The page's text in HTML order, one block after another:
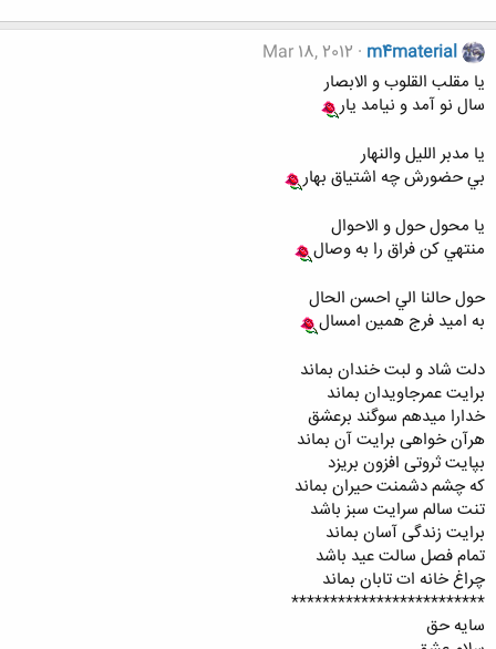
m4material
Mar 18, 2012
يا مقلب القلوب و الابصار
سال نو آمد و نيامد يار
يا مدبر الليل والنهار
بي حضورش چه اشتياق بهار
يا محول حول و الاحوال
منتهي كن فراق را به وصال
حول حالنا الي احسن الحال
به اميد فرج همين امسال
دلت شاد و لبت خندان بماند
برایت عمرجاویدان بماند
خدارا میدهم سوگند برعشق
هرآن خواهی برایت آن بماند
بپایت ثروتی افزون بریزد
که چشم دشمنت حیران بماند
تنت سالم سرایت سبز باشد
برایت زندگی آسان بماند
تمام فصل سالت عید باشد
چراغ خانه ات تابان بماند
*************************
سایه حق